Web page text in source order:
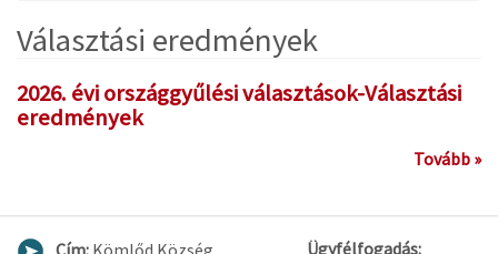
Választási eredmények
2026. évi országgyűlési választások-Választási
eredmények
Tovább »
Cím: Kömlőd Község
Ügyfélfogadás: